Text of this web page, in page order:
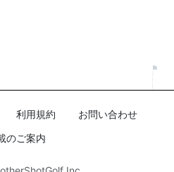
利用規約
お問い合わせ
のご案内